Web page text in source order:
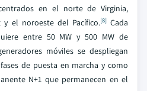
en el norte de Virginia,
y el noroeste del Pacífico.[8]Cada
entre 50 MW y 500 MW de
móviles se despliegan
de puesta en marcha y como
N+1 que permanecen en el